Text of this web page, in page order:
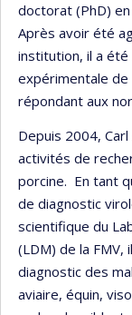
doctorat (PhD)
Après avoir été
institution, il a
expérimentale de
répondant aux
Depuis 2004,
activités de
porcine. En tant
de diagnostic
scientifique du
(LDM) de la FMV,
diagnostic des
aviaire, équin,